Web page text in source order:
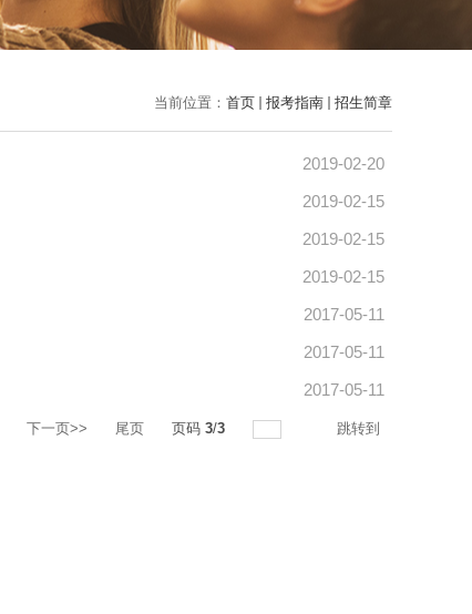
当前位置： 首页 报考指南 招生简章
2019-02-20
2019-02-15
2019-02-15
2019-02-15
2017-05-11
2017-05-11
2017-05-11
下一页>> 尾页 页码 3/3 跳转到